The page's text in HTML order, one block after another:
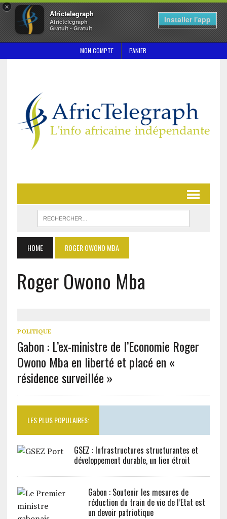
×
Africtelegraph
Africtelegraph
Gratuit - Gratuit
Installer l'app
MON COMPTE PANIER
HOME ROGER OWONO MBA
Roger Owono Mba
POLITIQUE
Gabon : L’ex-ministre de l’Economie Roger
Owono Mba en liberté et placé en «
résidence surveillée »
LES PLUS POPULAIRES:
GSEZ : Infrastructures structurantes et
développement durable, un lien étroit
Gabon : Soutenir les mesures de
réduction du train de vie de l’Etat est
un devoir patriotique